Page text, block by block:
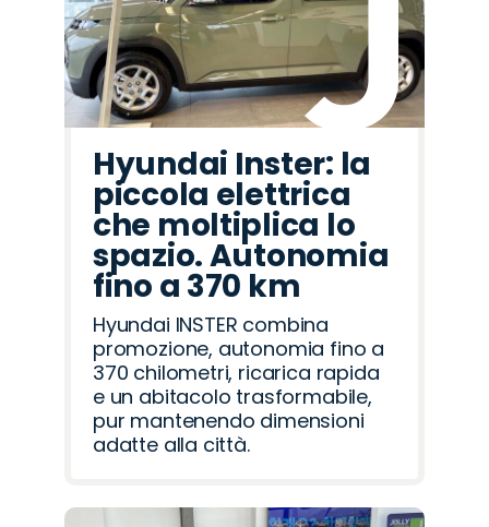
Hyundai Inster: la
piccola elettrica
che moltiplica lo
spazio. Autonomia
fino a 370 km
Hyundai INSTER combina
promozione, autonomia fino a
370 chilometri, ricarica rapida
e un abitacolo trasformabile,
pur mantenendo dimensioni
adatte alla città.